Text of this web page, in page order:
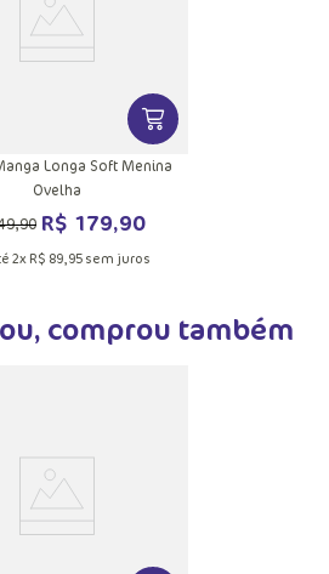
VER MAIS
Longa Soft Menina
Ovelha
,90 R$ 179,90
2x R$ 89,95sem juros
comprou também